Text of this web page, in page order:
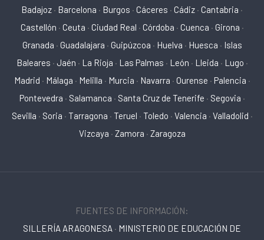
Badajoz · Barcelona · Burgos · Cáceres · Cádiz · Cantabria ·
Castellón · Ceuta · Ciudad Real · Córdoba · Cuenca · Girona ·
Granada · Guadalajara · Guipúzcoa · Huelva · Huesca · Islas
Baleares · Jaén · La Rioja · Las Palmas · León · Lleida · Lugo ·
Madrid · Málaga · Melilla · Murcia · Navarra · Ourense · Palencia ·
Pontevedra · Salamanca · Santa Cruz de Tenerife · Segovia ·
Sevilla · Soria · Tarragona · Teruel · Toledo · Valencia · Valladolid ·
Vizcaya · Zamora · Zaragoza
FUENTES DE INFORMACIÓN:
SILLERÍA ARAGONESA · MINISTERIO DE EDUCACIÓN DE